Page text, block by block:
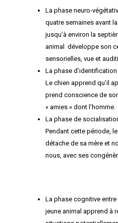
La phase neuro-
quatre semaines avant
jusqu’à environ la
animal développe son
sensorielles, vue et
La phase d’identification
Le chien apprend qu’il
prend conscience de
« amies » dont l’homme.
La phase de
Pendant cette période,
détache de sa mère et
nous, avec ses
La phase cognitive
jeune animal apprend à